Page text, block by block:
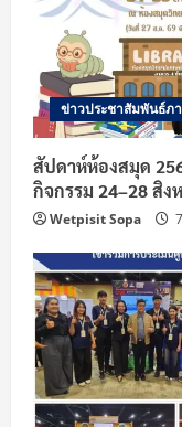
ข่าวประชาสัมพันธ์ภ
สัปดาห์ห้องสมุด
กิจกรรม 24–28 สิง
Wetpisit Sopa